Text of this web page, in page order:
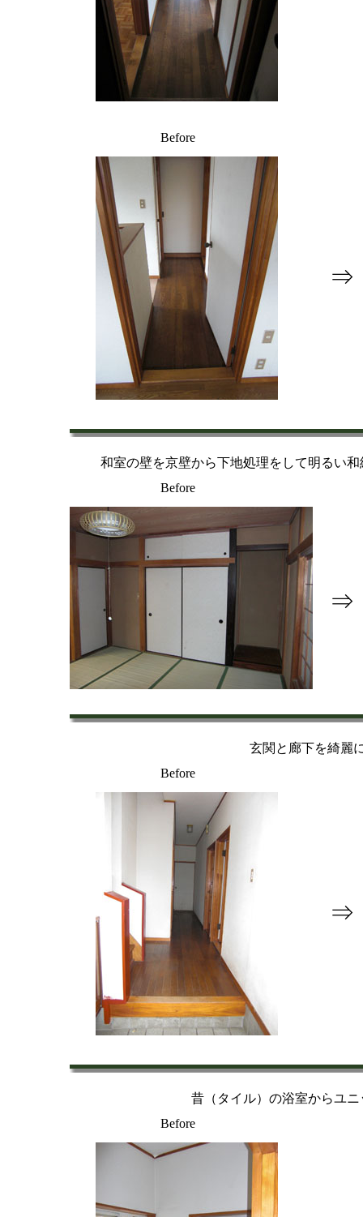
Before
⇒
和室の壁を京壁から下地処理をして明るい
Before
⇒
玄関と廊下を綺麗
Before
⇒
昔（タイル）の浴室からユ
Before